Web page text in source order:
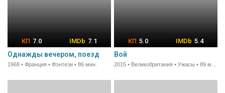
7.0 7.1
Однажды вечером, поезд
1968 • Франция • Фэнтези • 86 мин.
5.0 5.4
Вой